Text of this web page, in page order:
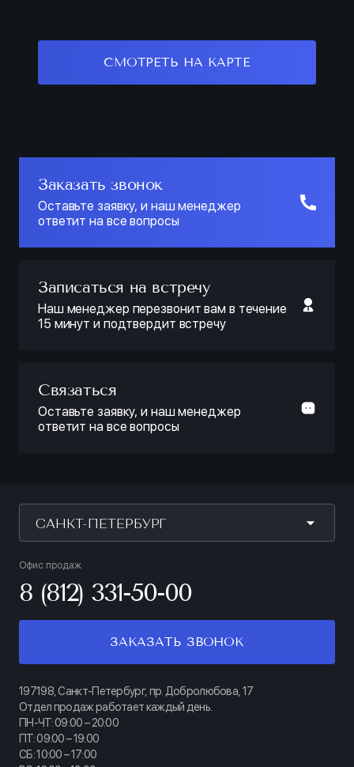
СМОТРЕТЬ НА КАРТЕ
Заказать звонок
Оставьте заявку, и наш менеджер
ответит на все вопросы
Записаться на встречу
Наш менеджер перезвонит вам в течение
15 минут и подтвердит встречу
Связаться
Оставьте заявку, и наш менеджер
ответит на все вопросы
САНКТ-ПЕТЕРБУРГ
Офис продаж
8 (812) 331-50-00
ЗАКАЗАТЬ ЗВОНОК
197198, Санкт-Петербург, пр. Добролюбова, 17
Отдел продаж работает каждый день.
ПН-ЧТ: 09:00 – 20:00
ПТ: 09:00 – 19:00
СБ: 10:00 – 17:00